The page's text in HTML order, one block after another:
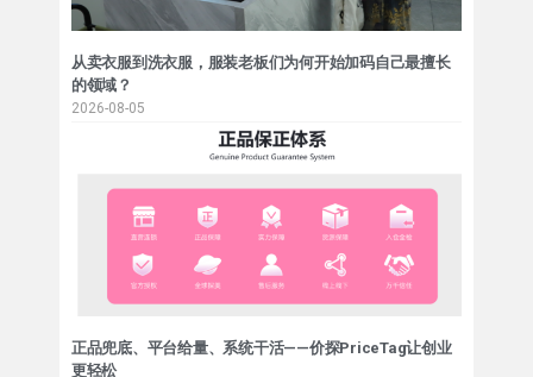
从卖衣服到洗衣服，服装老板们为何开始加码自己最擅长
的领域？
2026-08-05
正品兜底、平台给量、系统干活——价探PriceTag让创业
更轻松